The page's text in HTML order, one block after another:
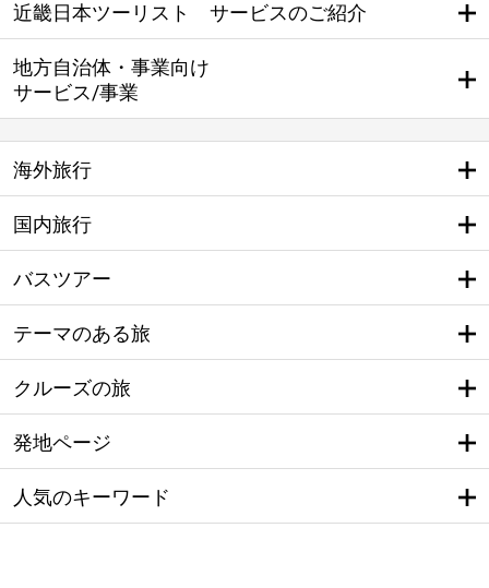
近畿日本ツーリスト サービスのご紹介
地方自治体・事業向け
サービス/事業
海外旅行
国内旅行
バスツアー
テーマのある旅
クルーズの旅
発地ページ
人気のキーワード